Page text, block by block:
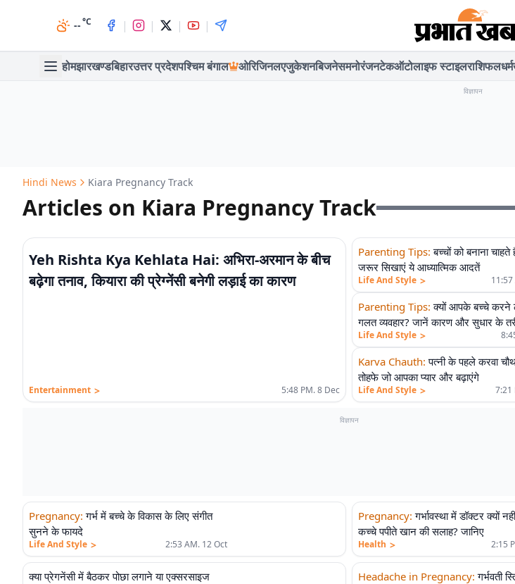
--°C | | | |
होमझारखण्डबिहारउत्तर प्रदेशपश्चिम बंगाल ओरिजिनलएजुकेशनबिजनेसमनोरंजनटेकऑटोलाइफ स्टाइलराशिफलधर्म
विज्ञापन
Hindi News Kiara Pregnancy Track
Articles on Kiara Pregnancy Track
Yeh Rishta Kya Kehlata Hai: अभिरा-अरमान के बीच
बढ़ेगा तनाव, कियारा की प्रेग्नेंसी बनेगी लड़ाई का कारण
Entertainment > 5:48 PM. 8 Dec
Parenting Tips: बच्चों को बनाना चाहते
जरूर सिखाएं ये आध्यात्मिक आदतें
Life And Style > 11:57
Parenting Tips: क्यों आपके बच्चे करने
गलत व्यवहार? जानें कारण और सुधार के
Life And Style >
Karva Chauth: पत्नी के पहले करवा
तोहफे जो आपका प्यार और बढ़ाएंगे
Life And Style > 7:21
विज्ञापन
Pregnancy: गर्भ में बच्चे के विकास के लिए संगीत
सुनने के फायदे
Life And Style > 2:53 AM. 12 Oct
Pregnancy: गर्भावस्था में डॉक्टर क्यों
कच्चे पपीते खान की सलाह? जानिए
Health > 2:15
क्या प्रेगनेंसी में बैठकर पोछा लगाने या एक्सरसाइज
Headache in Pregnancy: गर्भवती